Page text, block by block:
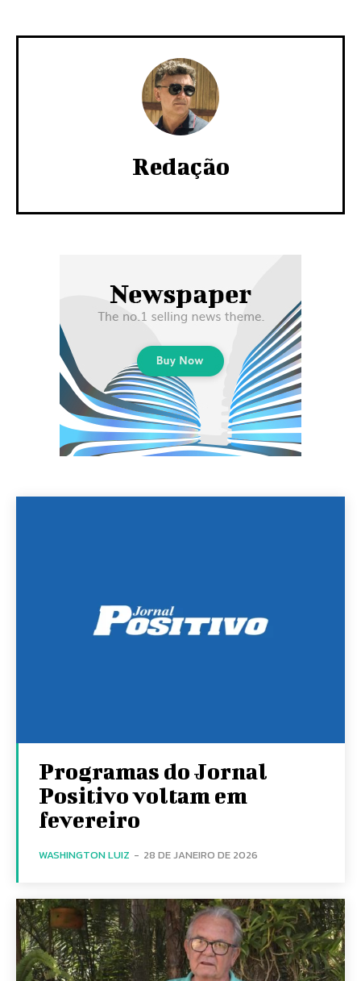
Redação
Programas do Jornal
Positivo voltam em
fevereiro
WASHINGTON LUIZ - 28 DE JANEIRO DE 2026